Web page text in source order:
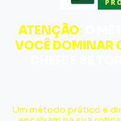
ATENÇÃO:
VOCÊ DOMINAR
Um método prático e